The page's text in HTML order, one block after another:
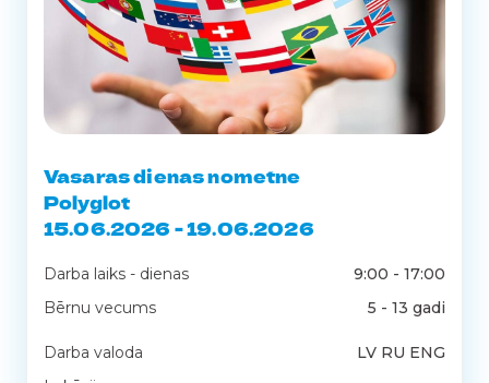
Vasaras dienas nometne
Polyglot
15.06.2026 - 19.06.2026
Darba laiks - dienas
9:00 - 17:00
Bērnu vecums
5 - 13 gadi
Darba valoda
LV RU ENG